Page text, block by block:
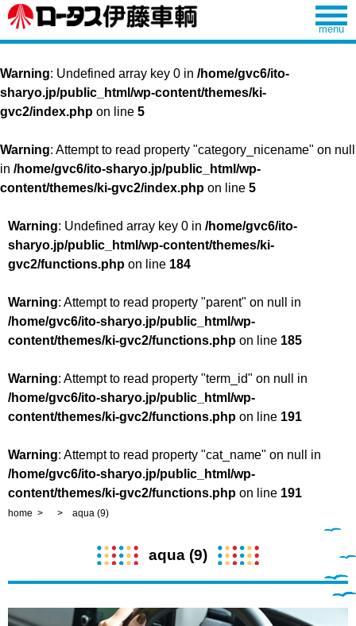
Warning: Undefined array key 0 in /home/gvc6/ito-
sharyo.jp/public_html/wp-content/themes/ki-
gvc2/index.php on line 5
Warning: Attempt to read property "category_nicename" on null
in /home/gvc6/ito-sharyo.jp/public_html/wp-
content/themes/ki-gvc2/index.php on line 5
Warning: Undefined array key 0 in /home/gvc6/ito-
sharyo.jp/public_html/wp-content/themes/ki-
gvc2/functions.php on line 184
Warning: Attempt to read property "parent" on null in
/home/gvc6/ito-sharyo.jp/public_html/wp-
content/themes/ki-gvc2/functions.php on line 185
Warning: Attempt to read property "term_id" on null in
/home/gvc6/ito-sharyo.jp/public_html/wp-
content/themes/ki-gvc2/functions.php on line 191
Warning: Attempt to read property "cat_name" on null in
/home/gvc6/ito-sharyo.jp/public_html/wp-
content/themes/ki-gvc2/functions.php on line 191
home aqua (9)
aqua (9)